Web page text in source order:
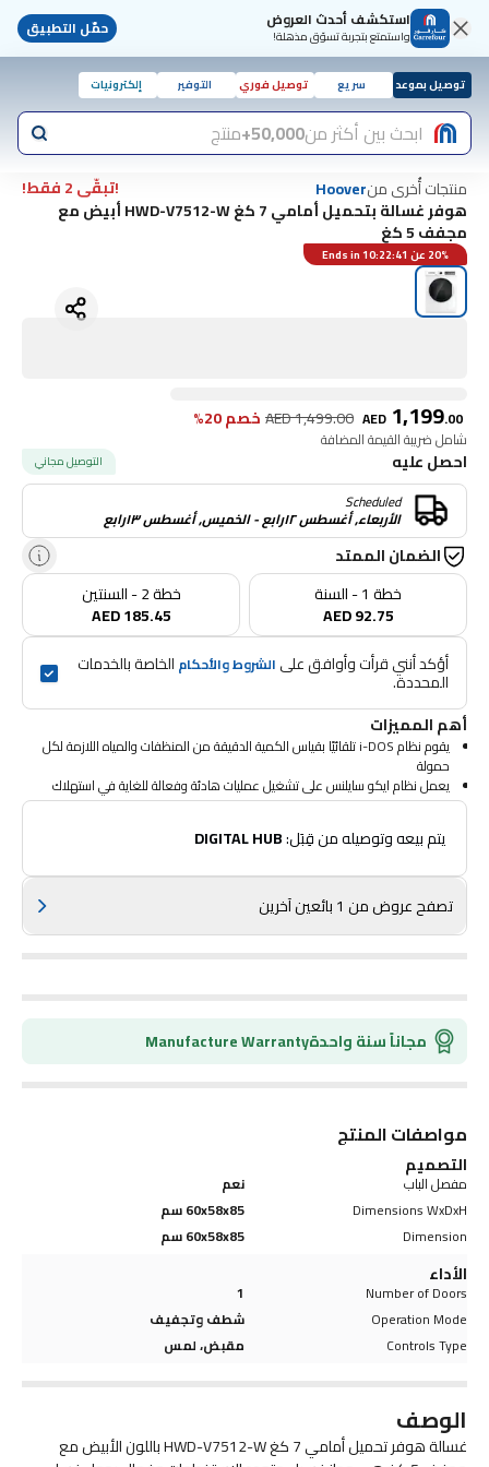
استكشف أحدث العروض
واستمتع بتجربة تسوّق مذهلة! حمّل التطبيق
توصيل بموعد سريع توصيل فوري التوفير إلكترونيات
ابحث بين أكثر من50,000+ منتج
منتجات أُخرى منHoover
!تبقّى 2 فقط!
هوفر غسالة بتحميل أمامي 7 كغ HWD-V7512-W أبيض مع
مجفف 5 كغ
20% عن Ends in 10:22:41
AED 1,199.00
AED1,499.00 خصم 20%
شامل ضريبة القيمة المضافة
احصل عليه التوصيل مجاني
Scheduled
الأربعاء, أغسطس ١٢رابع - الخميس, أغسطس ١٣رابع
الضمان الممتد
خطة 1 - السنة
AED 92.75
خطة 2 - السنتين
AED 185.45
أؤكد أنني قرأت وأوافق على الشروط والأحكام
المحددة.
أهم المميزات
يقوم نظام i-DOS تلقائيًا بقياس الكمية الدقيقة من المنظفات والمياه اللازمة لكل
حمولة
يعمل نظام ايكو سايلنس على تشغيل عمليات هادئة وفعالة للغاية في استهلاك
الطاقة
DIGITAL HUB
تصفح عروض من 1 بائعين آخرين
مجاناً سنة واحدةManufacture Warranty
مواصفات المنتج
التصميم
مفصل الباب
نعم
Dimensions WxDxH
60x58x85 سم
Dimension
60x58x85 سم
الأداء
Number of Doors
1
Operation Mode
شطف وتجفيف
Controls Type
مقبض، لمس
الوصف
غسالة هوفر تحميل أمامي 7 كغ HWD-V7512-W باللون الأبيض مع